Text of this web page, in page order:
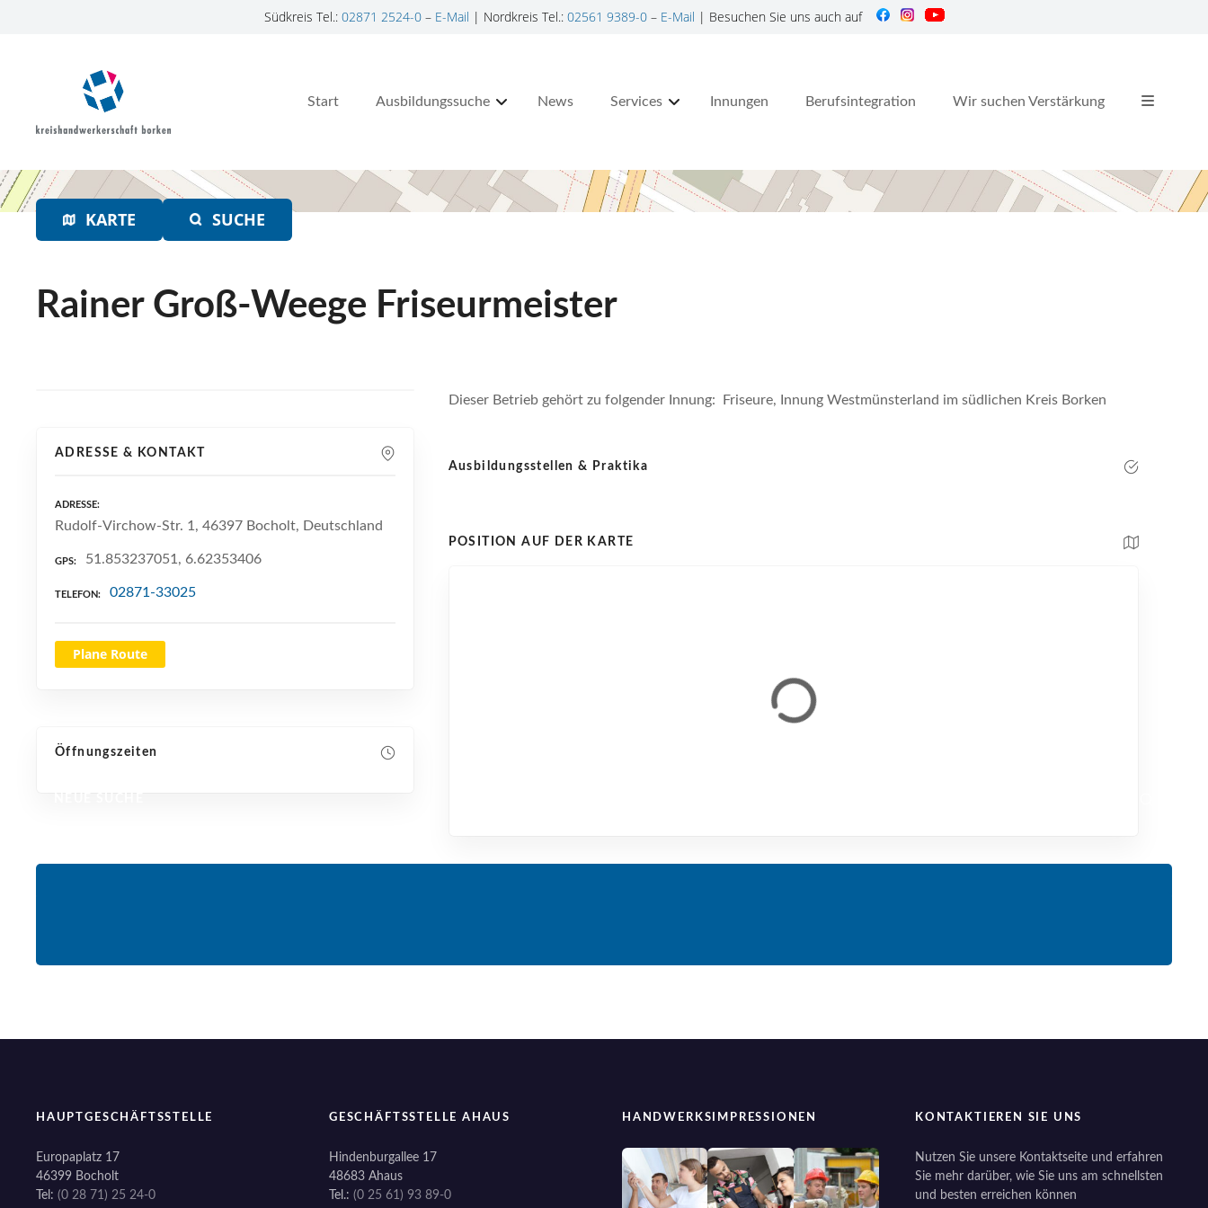
Südkreis Tel.: 02871 2524-0– E-Mail | Nordkreis Tel.: 02561 9389-0– E-Mail | Besuchen Sie uns auch auf
a
t
Start Ausbildungssuche News Services Innungen Berufsintegration Wir suchen Verstärkung
KARTE SUCHE
Rainer Groß-Weege Friseurmeister
ADRESSE & KONTAKT
ADRESSE
Rudolf-Virchow-Str. 1, 46397 Bocholt, Deutschland
GPS 51.853237051, 6.62353406
TELEFON 02871-33025
Plane Route
Öffnungszeiten
Dieser Betrieb gehört zu folgender Innung: Friseure, Innung Westmünsterland im südlichen Kreis Borken
Ausbildungsstellen & Praktika
POSITION AUF DER KARTE
HAUPTGESCHÄFTSSTELLE
Europaplatz 17
46399 Bocholt
Tel: (0 28 71) 25 24-0
GESCHÄFTSSTELLE AHAUS
Hindenburgallee 17
48683 Ahaus
Tel.: (0 25 61) 93 89-0
HANDWERKSIMPRESSIONEN KONTAKTIEREN SIE UNS
Nutzen Sie unsere Kontaktseite und erfahren
Sie mehr darüber, wie Sie uns am schnellsten
und besten erreichen können